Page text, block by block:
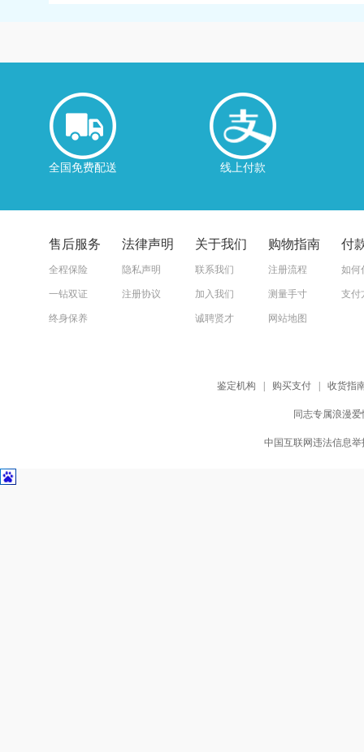
全国免费配送 线上付款
售后服务
全程保险
一钻双证
终身保养
法律声明
隐私声明
注册协议
关于我们
联系我们
加入我们
诚聘贤才
购物指南
注册流程
测量手寸
网站地图
付
如何
支付
鉴定机构 购买支付 收货指
同志专属浪漫
中国互联网违法信息